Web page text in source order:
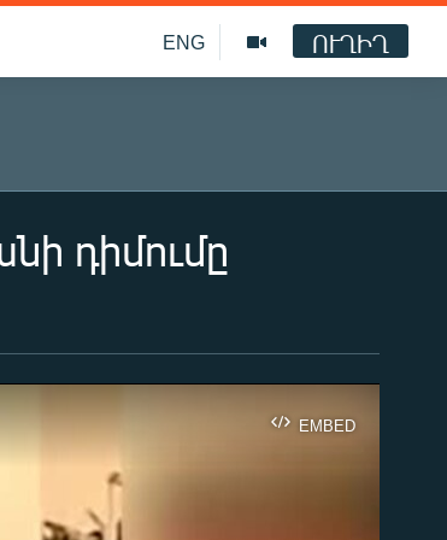
ENG ՈՒՂԻՂ
դիմումը
EMBED